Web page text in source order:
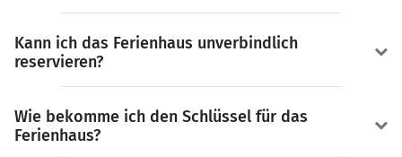
Kann ich das Ferienhaus unverbindlich
reservieren?
Wie bekomme ich den Schlüssel für das
Ferienhaus?